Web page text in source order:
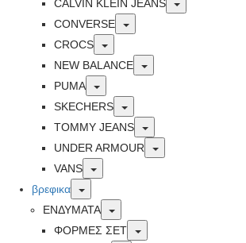
CALVIN KLEIN JEANS
Toggle
CONVERSE
Toggle
CROCS
Toggle
NEW BALANCE
Toggle
PUMA
Toggle
SKECHERS
Toggle
TOMMY JEANS
Toggle
UNDER ARMOUR
Toggle
VANS
Toggle
βρεφικα
Toggle
ΕΝΔΥΜΑΤΑ
Toggle
ΦΟΡΜΕΣ ΣΕΤ
Toggle